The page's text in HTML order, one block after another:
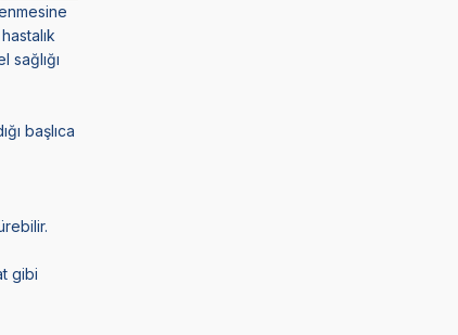
sağlığı
başlıca
gibi